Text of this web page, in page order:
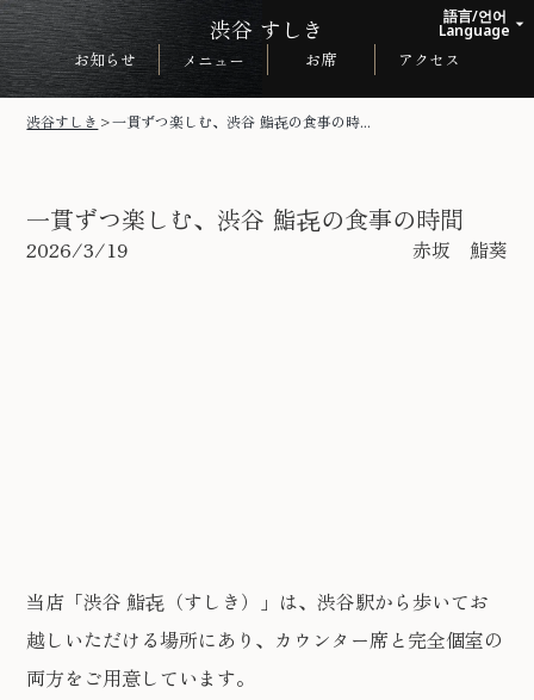
渋谷すしき >一貫ずつ楽しむ、渋谷 鮨㐂の食事の時...
一貫ずつ楽しむ、渋谷 鮨㐂の食事の時間
2026/3/19 赤坂 鮨葵
当店「渋谷 鮨㐂（すしき）」は、渋谷駅から歩いてお
越しいただける場所にあり、カウンター席と完全個室の
両方をご用意しています。
語言/언어
Language arrow_drop_up
渋谷 すしき
お知らせ メニュー お席 アクセス